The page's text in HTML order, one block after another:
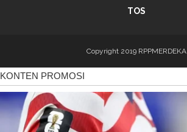
TOS
Copyright 2019 RPPMERDEKA